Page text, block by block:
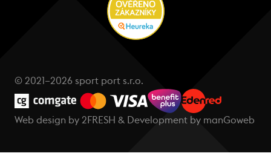
© 2021–2026 sport port s.r.o.
Web design by 2FRESH & Development by manGoweb